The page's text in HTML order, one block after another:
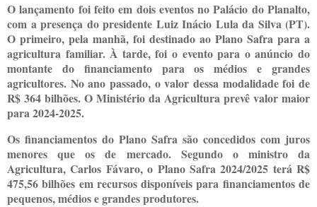
O lançamento foi feito em dois eventos no Palácio do Planalto,
com a presença do presidente Luiz Inácio Lula da Silva (PT).
O primeiro, pela manhã, foi destinado ao Plano Safra para a
agricultura familiar. À tarde, foi o evento para o anúncio do
montante do financiamento para os médios e grandes
agricultores. No ano passado, o valor dessa modalidade foi de
R$ 364 bilhões. O Ministério da Agricultura prevê valor maior
para 2024-2025.
Os financiamentos do Plano Safra são concedidos com juros
menores que os de mercado. Segundo o ministro da
Agricultura, Carlos Fávaro, o Plano Safra 2024/2025 terá R$
475,56 bilhões em recursos disponíveis para financiamentos de
pequenos, médios e grandes produtores.